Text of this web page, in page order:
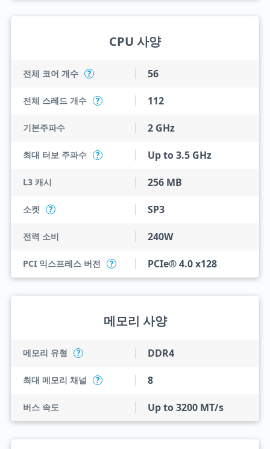
CPU 사양
전체 코어 개수 ? 56
전체 스레드 개수 ? 112
기본주파수 2 GHz
최대 터보 주파수 ? Up to 3.5 GHz
L3 캐시 256 MB
소켓 ? SP3
전력 소비 240W
PCI 익스프레스 버전 ? PCIe® 4.0 x128
메모리 사양
메모리 유형 ? DDR4
최대 메모리 채널 ? 8
버스 속도 Up to 3200 MT/s